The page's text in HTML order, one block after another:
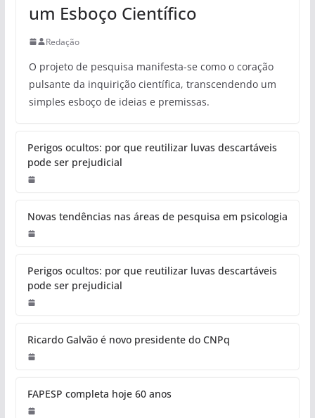
um Esboço Científico
Redação
O projeto de pesquisa manifesta-se como o coração
pulsante da inquirição científica, transcendendo um
simples esboço de ideias e premissas.
Perigos ocultos: por que reutilizar luvas descartáveis
pode ser prejudicial
Novas tendências nas áreas de pesquisa em psicologia
Perigos ocultos: por que reutilizar luvas descartáveis
pode ser prejudicial
Ricardo Galvão é novo presidente do CNPq
FAPESP completa hoje 60 anos